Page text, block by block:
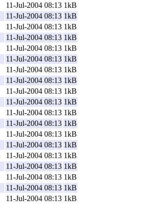
11-Jul-2004 08:13 1kB
11-Jul-2004 08:13 1kB
11-Jul-2004 08:13 1kB
11-Jul-2004 08:13 1kB
11-Jul-2004 08:13 1kB
11-Jul-2004 08:13 1kB
11-Jul-2004 08:13 1kB
11-Jul-2004 08:13 1kB
11-Jul-2004 08:13 1kB
11-Jul-2004 08:13 1kB
11-Jul-2004 08:13 1kB
11-Jul-2004 08:13 1kB
11-Jul-2004 08:13 1kB
11-Jul-2004 08:13 1kB
11-Jul-2004 08:13 1kB
11-Jul-2004 08:13 1kB
11-Jul-2004 08:13 1kB
11-Jul-2004 08:13 1kB
11-Jul-2004 08:13 1kB